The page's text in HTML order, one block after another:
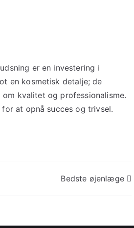
er en investering i
en kosmetisk detalje; de
kvalitet og professionalisme.
at opnå succes og trivsel.
Bedste øjenlæge